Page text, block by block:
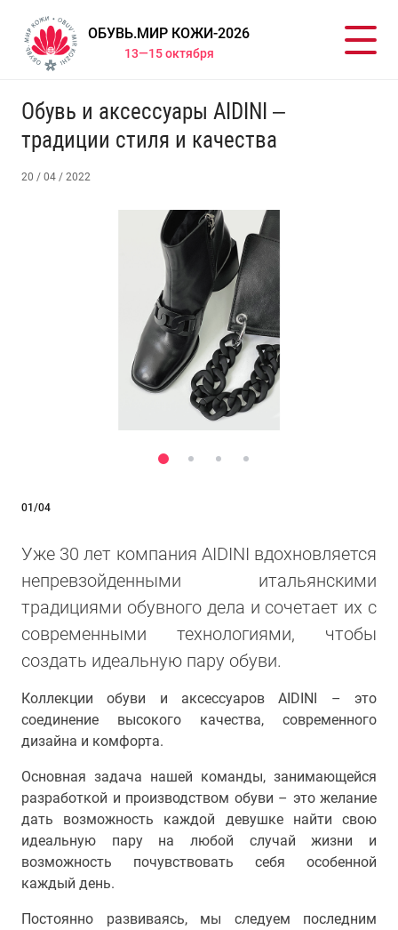
ОБУВЬ.МИР КОЖИ-2026
13—15 октября
Обувь и аксессуары AIDINI –
традиции стиля и качества
20 / 04 / 2022
01/04
Уже 30 лет компания AIDINI вдохновляется
непревзойденными итальянскими
традициями обувного дела и сочетает их с
современными технологиями, чтобы
создать идеальную пару обуви.
Коллекции обуви и аксессуаров AIDINI – это
соединение высокого качества, современного
дизайна и комфорта.
Основная задача нашей команды, занимающейся
разработкой и производством обуви – это желание
дать возможность каждой девушке найти свою
идеальную пару на любой случай жизни и
возможность почувствовать себя особенной
каждый день.
Постоянно развиваясь, мы следуем последним